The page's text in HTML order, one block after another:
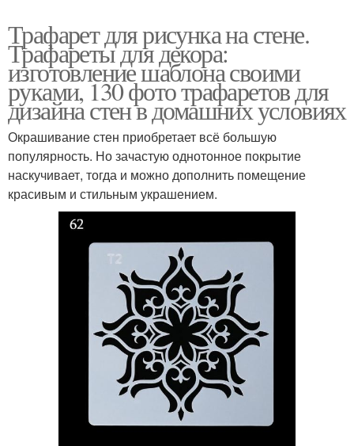
Трафарет для рисунка на стене.
Трафареты для декора:
изготовление шаблона своими
руками, 130 фото трафаретов для
дизайна стен в домашних условиях
Окрашивание стен приобретает всё большую
популярность. Но зачастую однотонное покрытие
наскучивает, тогда и можно дополнить помещение
красивым и стильным украшением.